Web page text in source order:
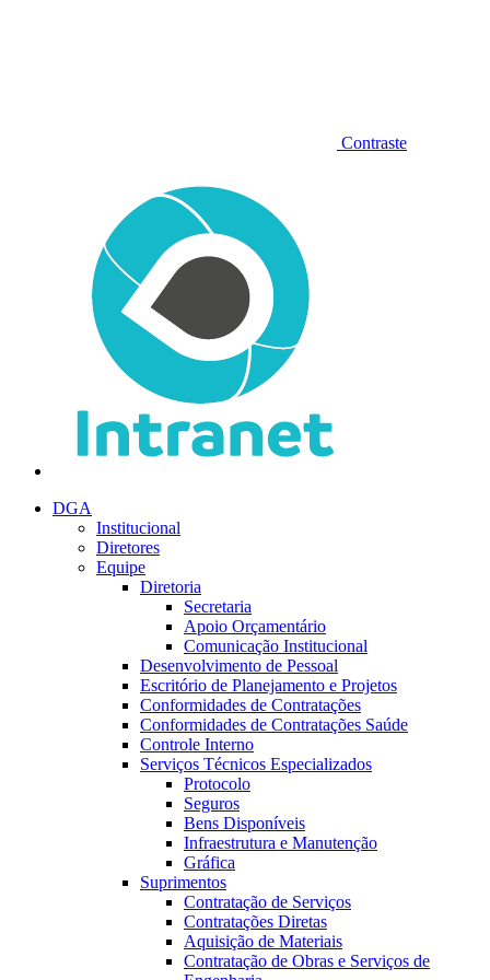
Contraste
DGA
Institucional
Diretores
Equipe
Diretoria
Secretaria
Apoio Orçamentário
Comunicação Institucional
Desenvolvimento de Pessoal
Escritório de Planejamento e Projetos
Conformidades de Contratações
Conformidades de Contratações Saúde
Controle Interno
Serviços Técnicos Especializados
Protocolo
Seguros
Bens Disponíveis
Infraestrutura e Manutenção
Gráfica
Suprimentos
Contratação de Serviços
Contratações Diretas
Aquisição de Materiais
Contratação de Obras e Serviços de